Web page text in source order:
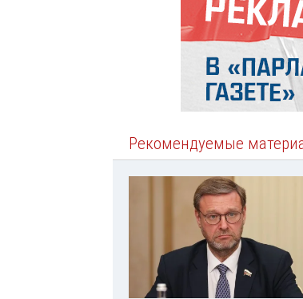
Рекомендуемые